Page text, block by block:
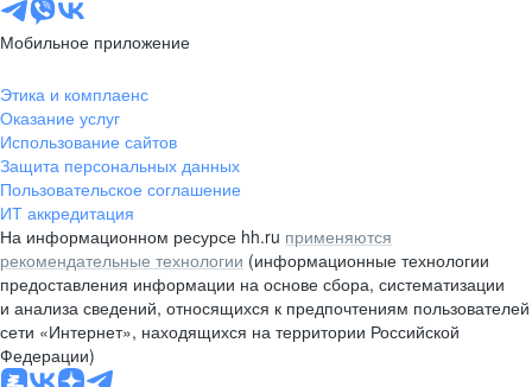
Мобильное приложение
Этика и комплаенс
Оказание услуг
Использование сайтов
Защита персональных данных
Пользовательское соглашение
ИТ аккредитация
На информационном ресурсе hh.ru применяются
рекомендательные технологии (информационные технологии
предоставления информации на основе сбора, систематизации
и анализа сведений, относящихся к предпочтениям пользователей
сети «Интернет», находящихся на территории Российской
Федерации)